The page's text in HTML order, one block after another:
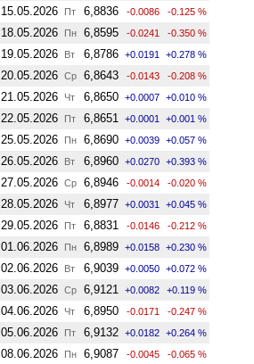
15.05.2026 Пт 6,8836 -0.0086 -0.125 %
18.05.2026 Пн 6,8595 -0.0241 -0.350 %
19.05.2026 Вт 6,8786 +0.0191 +0.278 %
20.05.2026 Ср 6,8643 -0.0143 -0.208 %
21.05.2026 Чт 6,8650 +0.0007 +0.010 %
22.05.2026 Пт 6,8651 +0.0001 +0.001 %
25.05.2026 Пн 6,8690 +0.0039 +0.057 %
26.05.2026 Вт 6,8960 +0.0270 +0.393 %
27.05.2026 Ср 6,8946 -0.0014 -0.020 %
28.05.2026 Чт 6,8977 +0.0031 +0.045 %
29.05.2026 Пт 6,8831 -0.0146 -0.212 %
01.06.2026 Пн 6,8989 +0.0158 +0.230 %
02.06.2026 Вт 6,9039 +0.0050 +0.072 %
03.06.2026 Ср 6,9121 +0.0082 +0.119 %
04.06.2026 Чт 6,8950 -0.0171 -0.247 %
05.06.2026 Пт 6,9132 +0.0182 +0.264 %
08.06.2026 Пн 6,9087 -0.0045 -0.065 %